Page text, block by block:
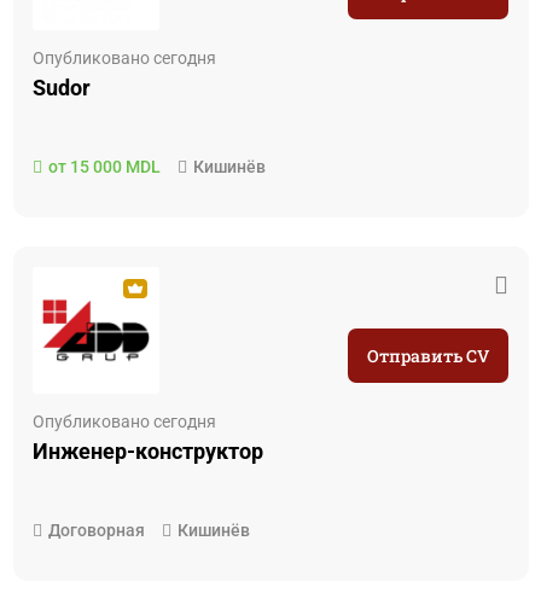
Опубликовано сегодня
Sudor
от 15 000 MDL Кишинёв
Опубликовано сегодня
Инженер-конструктор
Договорная Кишинёв
Отправить CV